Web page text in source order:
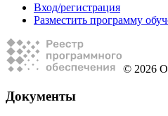
Вход/регистрация
Разместить программу
© 2026
Документы